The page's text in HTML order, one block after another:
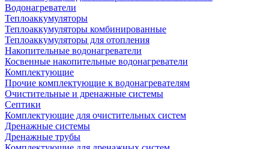
Водонагреватели
Теплоаккумуляторы
Теплоаккумуляторы комбинированные
Теплоаккумуляторы для отопления
Накопительные водонагреватели
Косвенные накопительные водонагреватели
Комплектующие
Прочие комплектующие к водонагревателям
Очистительные и дренажные системы
Септики
Комплектующие для очистительных систем
Дренажные системы
Дренажные трубы